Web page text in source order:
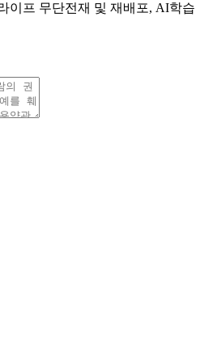
이프 무단전재 및 재배포, AI학습